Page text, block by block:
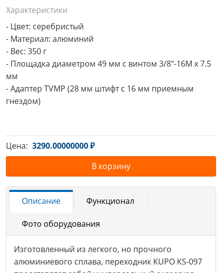
Характеристики
- Цвет: серебристый
- Материал: алюминий
- Вес: 350 г
- Площадка диаметром 49 мм с винтом 3/8"-16M х 7.5
мм
- Адаптер TVMP (28 мм штифт с 16 мм приемным
гнездом)
Цена: 3290.00000000 ₽
В корзину
Описание Функционал
Фото оборудования
Изготовленный из легкого, но прочного
алюминиевого сплава, переходник KUPO KS-097